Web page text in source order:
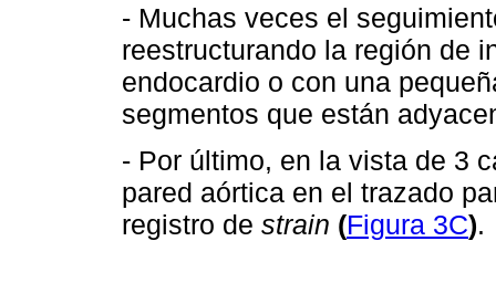
- Muchas veces el
reestructurando la región de
endocardio o con una
segmentos que están
- Por último, en la vista de 3
pared aórtica en el trazado
registro de strain (Figura 3C).